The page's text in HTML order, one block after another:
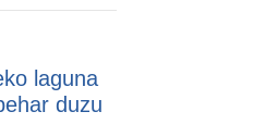
laguna
duzu